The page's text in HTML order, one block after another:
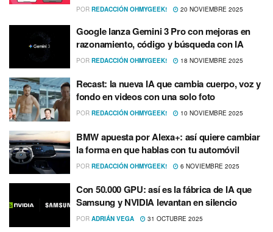
POR REDACCIÓN OHMYGEEK! 20 NOVIEMBRE 2025
Google lanza Gemini 3 Pro con mejoras en
razonamiento, código y búsqueda con IA
POR REDACCIÓN OHMYGEEK! 18 NOVIEMBRE 2025
Recast: la nueva IA que cambia cuerpo, voz y
fondo en videos con una solo foto
POR REDACCIÓN OHMYGEEK! 10 NOVIEMBRE 2025
BMW apuesta por Alexa+: así quiere cambiar
la forma en que hablas con tu automóvil
POR REDACCIÓN OHMYGEEK! 6 NOVIEMBRE 2025
Con 50.000 GPU: así es la fábrica de IA que
Samsung y NVIDIA levantan en silencio
POR ADRIÁN VEGA 31 OCTUBRE 2025